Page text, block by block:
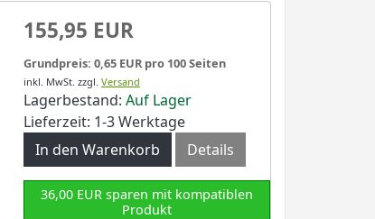
155,95 EUR
Grundpreis: 0,65 EUR pro 100 Seiten
inkl. MwSt. zzgl. Versand
Lagerbestand: Auf Lager
Lieferzeit: 1-3 Werktage
In den Warenkorb
Details
36,00 EUR sparen mit kompatiblen
Produkt